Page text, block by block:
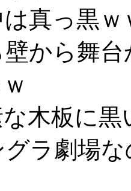
真っ黒ｗ
壁から舞
木板に
グラ劇場